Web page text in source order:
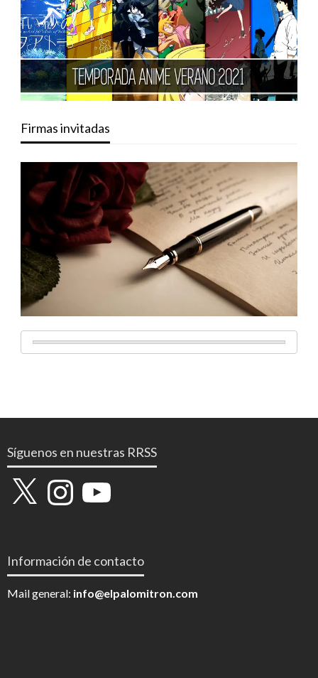
Firmas invitadas
Síguenos en nuestras RRSS
X InstagramYouTube
Información de contacto
Mail general: info@elpalomitron.com